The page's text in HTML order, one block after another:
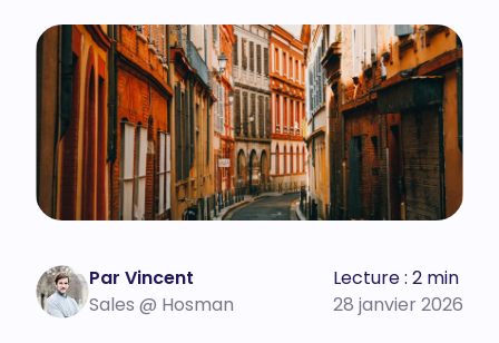
Par Vincent
Sales @ Hosman
Lecture : 2 min
28 janvier 2026